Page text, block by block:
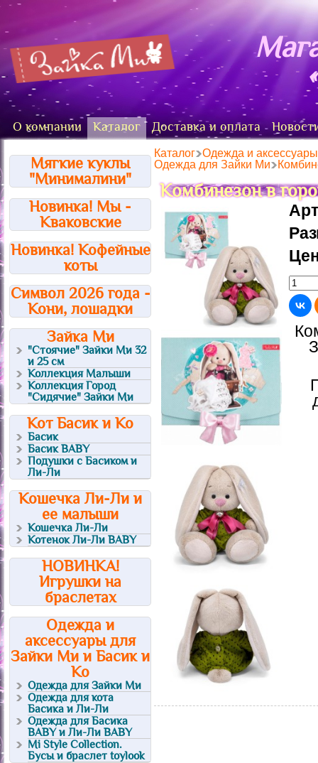
О компании Каталог Доставка и оплата
Мягкие куклы
"Минималини"
Новинка! Мы -
Кваковские
Новинка! Кофейные
коты
Символ 2026 года -
Кони, лошадки
Зайка Ми
"Стоячие" Зайки Ми 32
и 25 см
Коллекция Малыши
Коллекция Город
"Сидячие" Зайки Ми
Кот Басик и Ко
Басик
Басик BABY
Подушки с Басиком и
Ли-Ли
Кошечка Ли-Ли и
ее малыши
Кошечка Ли-Ли
Котенок Ли-Ли BABY
НОВИНКА!
Игрушки на
браслетах
Одежда и
аксессуары для
Зайки Ми и Басик и
Ко
Одежда для Зайки Ми
Одежда для кота
Басика и Ли-Ли
Одежда для Басика
BABY и Ли-Ли BABY
Mi Style Collection.
Бусы и браслет toylook
Каталог Одежда и
Одежда для Зайки Ми
Комбинезон в